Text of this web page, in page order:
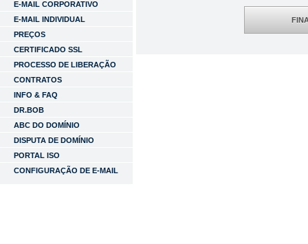
E-MAIL CORPORATIVO
E-MAIL INDIVIDUAL
PREÇOS
CERTIFICADO SSL
PROCESSO DE LIBERAÇÃO
CONTRATOS
INFO & FAQ
DR.BOB
ABC DO DOMÍNIO
DISPUTA DE DOMÍNIO
PORTAL ISO
CONFIGURAÇÃO DE E-MAIL